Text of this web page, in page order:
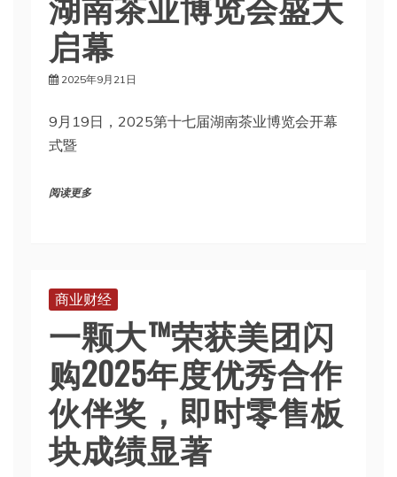
启幕
2025年9月21日
9月19日，2025第十七届湖南茶业博览会开幕
式暨
阅读更多
商业财经
一颗大™荣获美团闪
购2025年度优秀合作
伙伴奖，即时零售板
块成绩显著